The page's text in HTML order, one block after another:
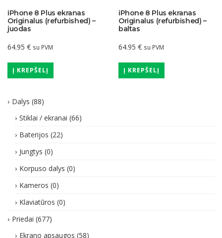
iPhone 8 Plus ekranas
Originalus (refurbished) –
juodas
64.95 € su PVM
Į KREPŠELĮ
iPhone 8 Plus ekranas
Originalus (refurbished) –
baltas
64.95 € su PVM
Į KREPŠELĮ
Dalys (88)
Stiklai / ekranai (66)
Baterijos (22)
Jungtys (0)
Korpuso dalys (0)
Kameros (0)
Klaviatūros (0)
Priedai (677)
Ekrano apsaugos (58)